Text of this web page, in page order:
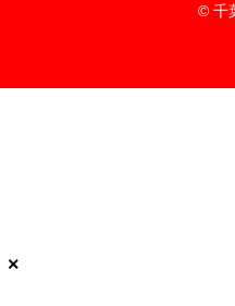
© 千
×